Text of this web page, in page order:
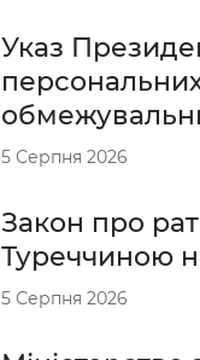
Указ
5 Серпня 2026
Закон про
Туреччиною
5 Серпня 2026